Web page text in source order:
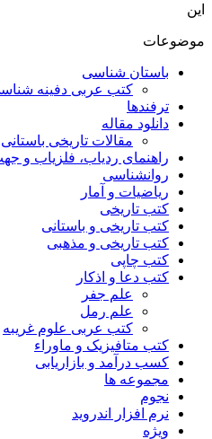
این
موضوعات
باستان شناسی
کتب عربی دفینه
ترفندها
دانلود مقاله
مقالات تاریخی باستانی
راهنمای ردیاب، فلزیاب و
روانشناسی
ریاضیات و آمار
کتب تاریخی
کتب تاریخی و باستانی
کتب تاریخی و مذهبی
کتب چاپی
کتب دعا و اذکار
علم جفر
علم رمل
کتب عربی علوم غریبه
کتب متافیزیک و ماوراء
کسب درآمد و بازاریابی
مجموعه ها
نجوم
نرم افزار اندروید
ویژه